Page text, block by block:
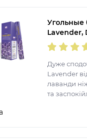
Угольные
Lavender,
(Лаванда)
Дуже
Lavender
лаванди
та